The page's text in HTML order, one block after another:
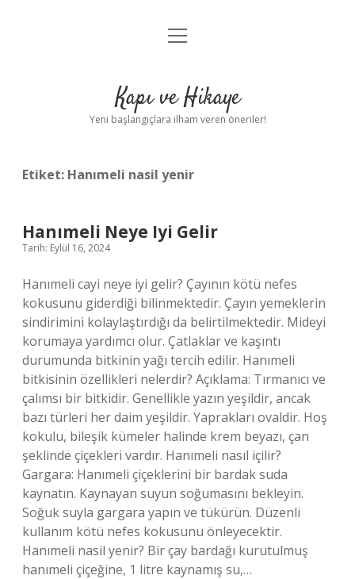
Anasayfa
Yasal Uyarı
menüyü
Kapı ve Hikaye
Yeni başlangıçlara ilham veren öneriler!
Etiket: Hanımeli nasil yenir
Hanımeli Neye Iyi Gelir
Tarih: Eylül 16, 2024
Hanımeli cayi neye iyi gelir? Çayının kötü nefes
kokusunu giderdiği bilinmektedir. Çayın yemeklerin
sindirimini kolaylaştırdığı da belirtilmektedir. Mideyi
korumaya yardımcı olur. Çatlaklar ve kaşıntı
durumunda bitkinin yağı tercih edilir. Hanımeli
bitkisinin özellikleri nelerdir? Açıklama: Tırmanıcı ve
çalımsı bir bitkidir. Genellikle yazın yeşildir, ancak
bazı türleri her daim yeşildir. Yaprakları ovaldir. Hoş
kokulu, bileşik kümeler halinde krem ​​beyazı, çan
şeklinde çiçekleri vardır. Hanımeli nasıl içilir?
Gargara: Hanımeli çiçeklerini bir bardak suda
kaynatın. Kaynayan suyun soğumasını bekleyin.
Soğuk suyla gargara yapın ve tükürün. Düzenli
kullanım kötü nefes kokusunu önleyecektir.
Hanımeli nasil yenir? Bir çay bardağı kurutulmuş
hanımeli çiçeğine, 1 litre kaynamış su,…